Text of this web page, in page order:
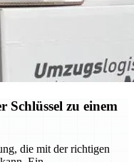
zu einem
die mit der richtigen